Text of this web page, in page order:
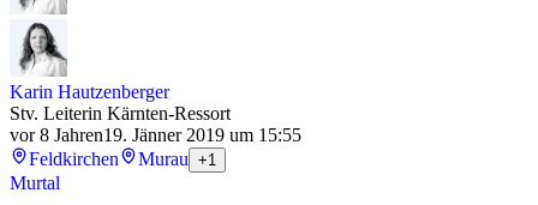
Karin Hautzenberger
Stv. Leiterin Kärnten-Ressort
vor 8 Jahren19. Jänner 2019 um 15:55
Feldkirchen
Murau +1
Murtal